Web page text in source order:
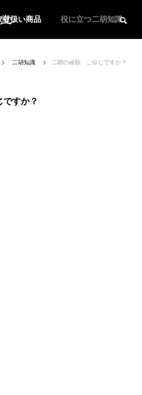
り扱い商品 役に立つ二胡知識
アクセス お問合せ
二胡知識 二胡の種類 ご存じですか？
すか？